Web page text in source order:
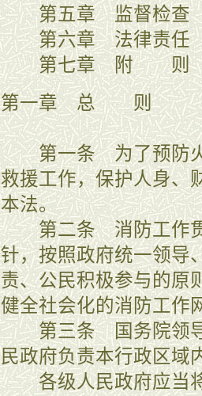
第五章 监督检查
第六章 法律责任
第七章 附 则
第一章 总 则
第一条 为了预防火
救援工作，保护人身、
本法。
第二条 消防工作贯
针，按照政府统一领导
责、公民积极参与的原
健全社会化的消防工作
第三条 国务院领导
民政府负责本行政区域
各级人民政府应当将